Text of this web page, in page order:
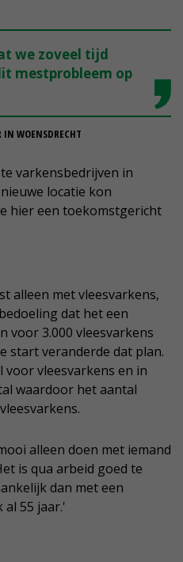
we zoveel tijd
mestprobleem op
IN WOENSDRECHT
varkensbedrijven in
locatie kon
hier een toekomstgericht
alleen met vleesvarkens,
dat het een
voor 3.000 vleesvarkens
start veranderde dat plan.
voor vleesvarkens en in
waardoor het aantal
alleen doen met iemand
is qua arbeid goed te
dan met een
55 jaar.'